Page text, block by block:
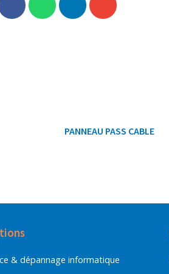
PANNEAU PASS CABLE
& dépannage informatique